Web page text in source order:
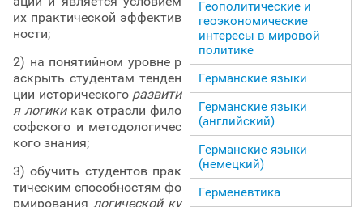
их практической эффектив
ности;
2) на понятийном уровне р
аскрыть студентам тенден
ции исторического развити
я логикикак отрасли фило
софского и методологичес
кого знания;
3) обучить студентов прак
тическим способностям фо
рмирования логической ку
Геополитические и
геоэкономические
интересы в мировой
политике
Германские языки
Германские языки
(английский)
Германские языки
(немецкий)
Герменевтика